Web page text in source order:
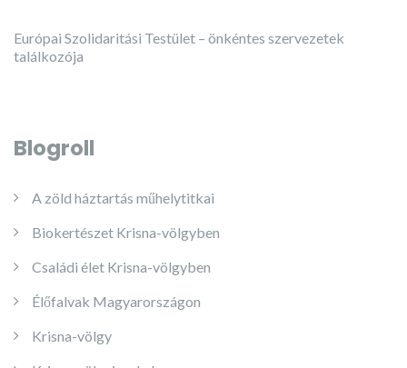
Európai Szolidaritási Testület – önkéntes szervezetek
találkozója
Blogroll
A zöld háztartás műhelytitkai
Biokertészet Krisna-völgyben
Családi élet Krisna-völgyben
Élőfalvak Magyarországon
Krisna-völgy